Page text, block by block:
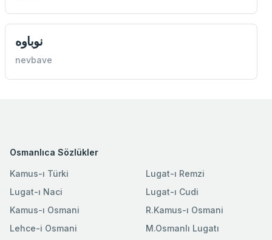
نوباوه
nevbave
Osmanlıca Sözlükler
Kamus-ı Türki
Lugat-ı Naci
Kamus-ı Osmani
Lehce-i Osmani
Lugat-ı Remzi
Lugat-ı Cudi
R.Kamus-ı Osmani
M.Osmanlı Lugatı